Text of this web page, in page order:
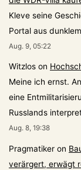
Kleve seine
Portal aus
Aug. 9, 05:22
Witzlos on
Meine ich ernst.
eine
Russlands
Aug. 8, 19:38
Pragmatiker on
verärgert, erwägt